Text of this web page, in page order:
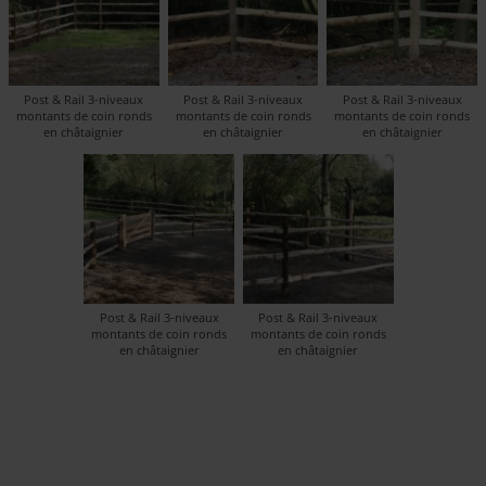
Post & Rail 3-niveaux
montants de coin ronds
en châtaignier
Post & Rail 3-niveaux
montants de coin ronds
en châtaignier
Post & Rail 3-niveaux
montants de coin ronds
en châtaignier
Post & Rail 3-niveaux
montants de coin ronds
en châtaignier
Post & Rail 3-niveaux
montants de coin ronds
en châtaignier